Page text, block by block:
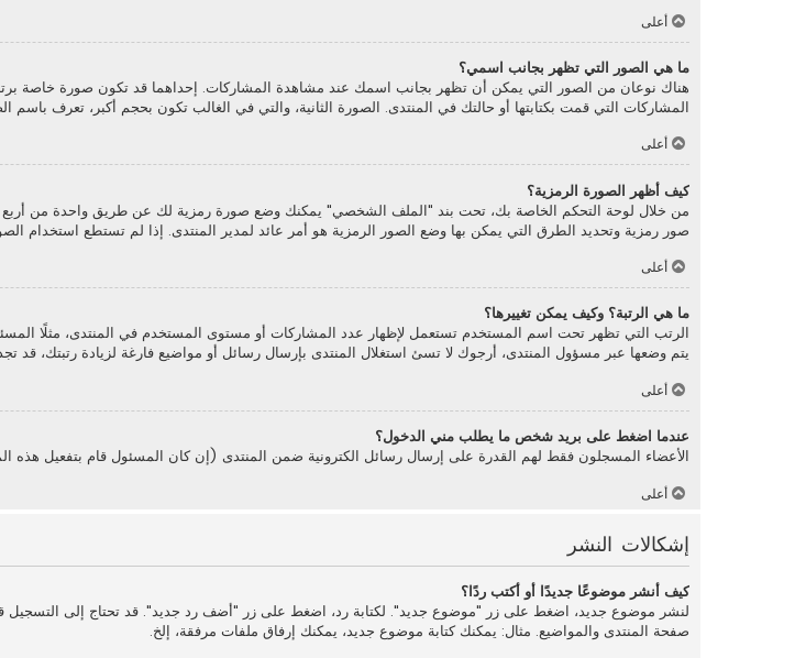
أعلى
ما هي الصور التي تظهر بجانب اسمي؟
هناك نوعان من الصور التي يمكن أن تظهر بجانب اسمك عند مشاهدة المشاركات. إحداهما قد تكون صورة خاصة
المشاركات التي قمت بكتابتها أو حالتك في المنتدى. الصورة الثانية، والتي في الغالب تكون بحجم أكبر، تعرف
أعلى
كيف أظهر الصورة الرمزية؟
صور رمزية وتحديد الطرق التي يمكن بها وضع الصور الرمزية هو أمر عائد لمدير المنتدى. إذا لم تستطع استخدام
أعلى
ما هي الرتبة؟ وكيف يمكن تغييرها؟
الرتب التي تظهر تحت اسم المستخدم تستعمل لإظهار عدد المشاركات أو مستوى المستخدم في المنتدى، مثلًا
يتم وضعها عبر مسؤول المنتدى، أرجوك لا تسئ استغلال المنتدى بإرسال رسائل أو مواضيع فارغة لزيادة رتبتك،
أعلى
عندما اضغط على بريد شخص ما يطلب مني الدخول؟
الأعضاء المسجلون فقط لهم القدرة على إرسال رسائل الكترونية ضمن المنتدى (إن كان المسئول قام بتفعيل
أعلى
إشكالات النشر
كيف أنشر موضوعًا جديدًا أو أكتب ردًا؟
لنشر موضوع جديد، اضغط على زر "موضوع جديد". لكتابة رد، اضغط على زر "أضف رد جديد". قد تحتاج إلى التسجيل
صفحة المنتدى والمواضيع. مثال: يمكنك كتابة موضوع جديد، يمكنك إرفاق ملفات مرفقة، إلخ.